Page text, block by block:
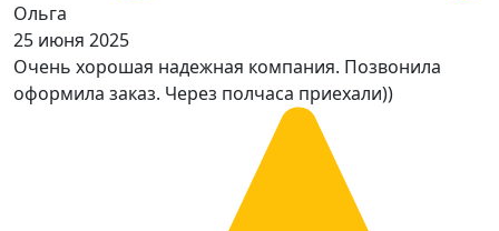
Ольга
25 июня 2025
Очень хорошая надежная компания. Позвонила
оформила заказ. Через полчаса приехали))